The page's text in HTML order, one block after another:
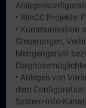
• WinCC Projekte:
• Kommunikation
Steuerungen,
Mengengerüst
• Anlegen von
dem
System-Info-